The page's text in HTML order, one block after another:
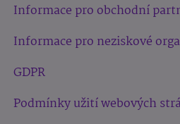
Informace pro obchodní
Informace pro neziskové
GDPR
Podmínky užití webových